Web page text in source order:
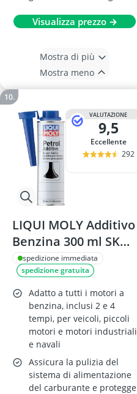
Visualizza prezzo →
Mostra di più
Mostra meno
VALUTAZIONE
9,5
Eccellente
292
LIQUI MOLY Additivo
Benzina 300 ml SKU:
2586
spedizione immediata
spedizione gratuita
Adatto a tutti i motori a
benzina, inclusi 2 e 4
tempi, per veicoli, piccoli
motori e motori industriali
e navali
Assicura la pulizia del
sistema di alimentazione
del carburante e protegge